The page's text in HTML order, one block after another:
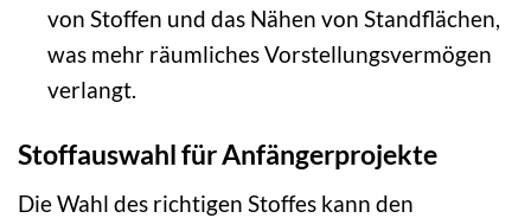
von Stoffen und das Nähen von Standflächen,
was mehr räumliches Vorstellungsvermögen
verlangt.
Stoffauswahl für Anfängerprojekte
Die Wahl des richtigen Stoffes kann den